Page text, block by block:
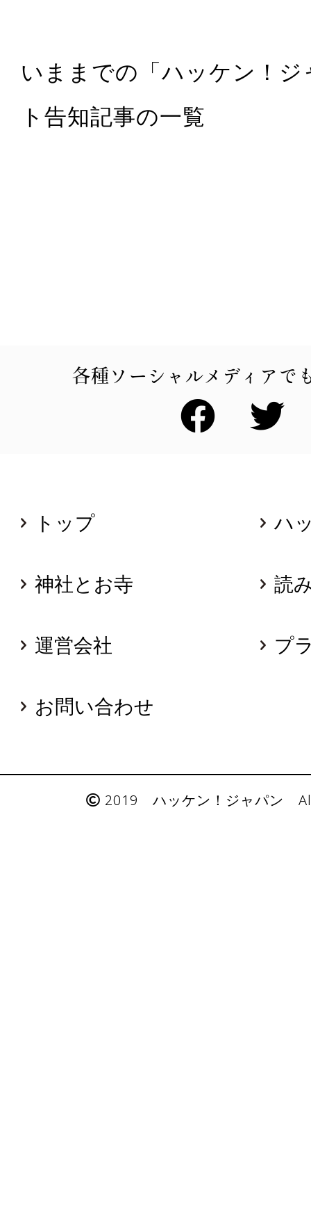
いままでの「ハッケン！
ト告知記事の一覧
各種ソーシャルメディアで
トップ ハ
神社とお寺 読
運営会社 プ
お問い合わせ
2019 ハッケン！ジャパン